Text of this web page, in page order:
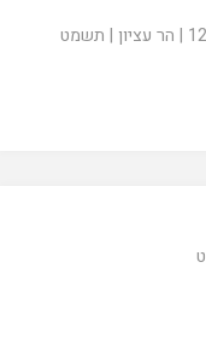
| הר עציון | תשמט